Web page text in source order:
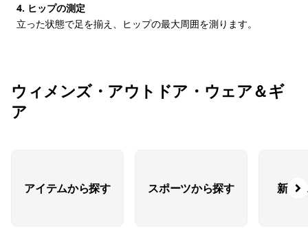
4. ヒップの測定
立った状態で足を揃え、ヒップの最大周囲を測ります。
ウィメンズ・アウトドア・ウェア＆ギ
ア
アイテムから探す スポーツから探す 新着